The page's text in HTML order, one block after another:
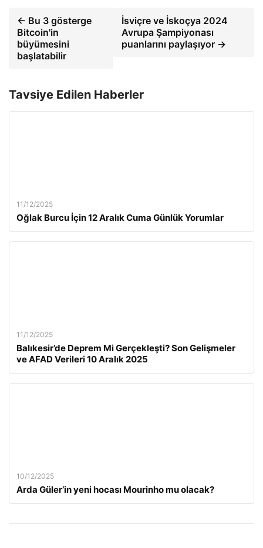
← Bu 3 gösterge
Bitcoin'in
büyümesini
başlatabilir
İsviçre ve İskoçya 2024
Avrupa Şampiyonası
puanlarını paylaşıyor →
Tavsiye Edilen Haberler
11/12/2025
Oğlak Burcu İçin 12 Aralık Cuma Günlük Yorumlar
11/12/2025
Balıkesir’de Deprem Mi Gerçekleşti? Son Gelişmeler
ve AFAD Verileri 10 Aralık 2025
10/12/2025
Arda Güler’in yeni hocası Mourinho mu olacak?